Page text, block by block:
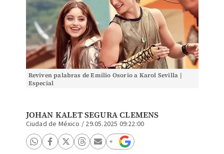
Reviven palabras de Emilio Osorio a Karol Sevilla |
Especial
JOHAN KALET SEGURA CLEMENS
Ciudad de México / 29.05.2025 09:22:00